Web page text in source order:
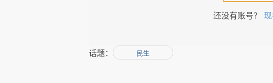
核心的芯片技术掌握在美国供应商的手中，
损失不可想象。之前网上充斥了不少“中国不
还没有账号？
话题： 民生